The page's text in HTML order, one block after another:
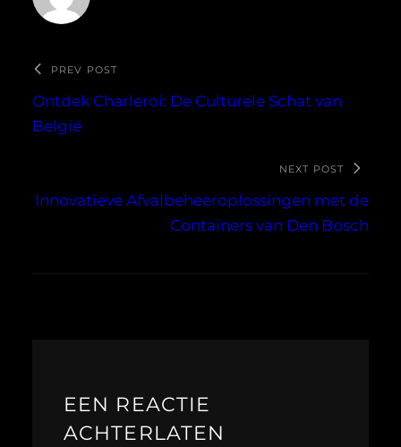
PREV POST
Ontdek Charleroi: De Culturele Schat van
België
NEXT POST
Innovatieve Afvalbeheeroplossingen met de
Containers van Den Bosch
EEN REACTIE
ACHTERLATEN